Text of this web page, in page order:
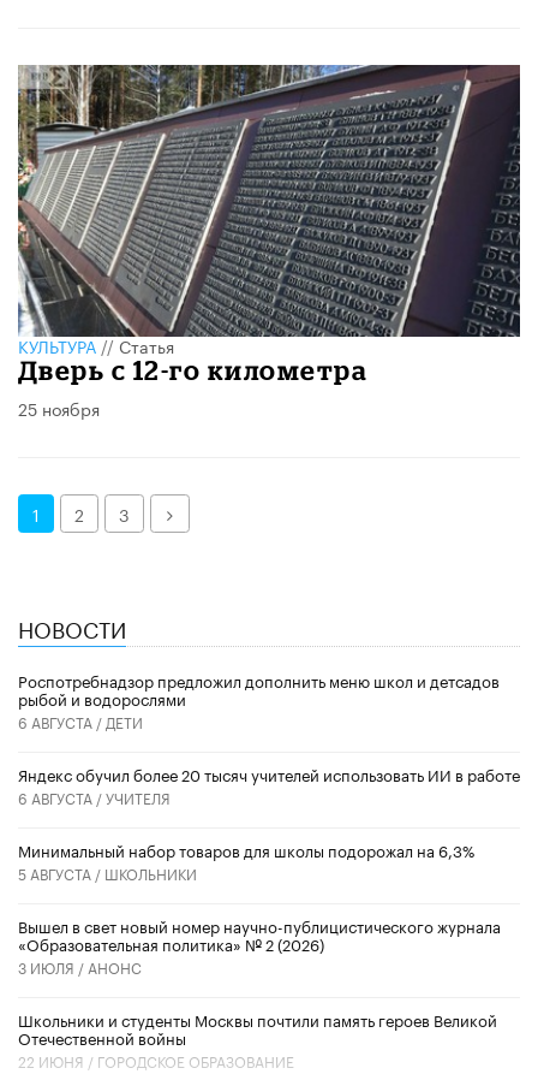
КУЛЬТУРА//Статья
Дверь с 12-го километра
25 ноября
1 2 3 Далее
НОВОСТИ
Роспотребнадзор предложил дополнить меню школ и детсадов
рыбой и водорослями
6 АВГУСТА / ДЕТИ
​Яндекс обучил более 20 тысяч учителей использовать ИИ в работе
6 АВГУСТА /УЧИТЕЛЯ
Минимальный набор товаров для школы подорожал на 6,3%
5 АВГУСТА / ШКОЛЬНИКИ
Вышел в свет новый номер научно-публицистического журнала
«Образовательная политика» № 2 (2026)
3 ИЮЛЯ / АНОНС
Школьники и студенты Москвы почтили память героев Великой
Отечественной войны
22 ИЮНЯ / ГОРОДСКОЕ ОБРАЗОВАНИЕ